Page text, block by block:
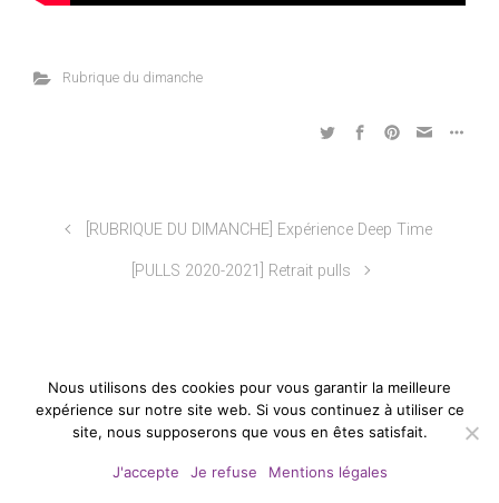
Rubrique du dimanche
[RUBRIQUE DU DIMANCHE] Expérience Deep Time
[PULLS 2020-2021] Retrait pulls
Copyright © Amicale des Sciences de Strasbourg -
Tous droits réservés - Mentions légales
Nous utilisons des cookies pour vous garantir la meilleure
expérience sur notre site web. Si vous continuez à utiliser ce
site, nous supposerons que vous en êtes satisfait.
J'accepte Je refuse Mentions légales